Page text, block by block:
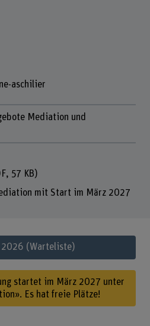
aschilier
Mediation und
57 KB)
mit Start im März 2027
2026 (Warteliste)
startet im März 2027 unter
Es hat freie Plätze!